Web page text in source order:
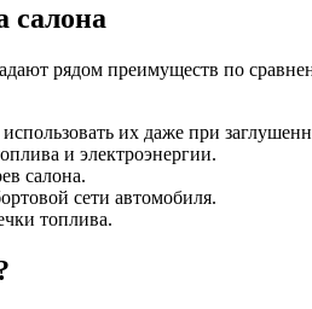
салона
рядом преимуществ по
их даже при
и электроэнергии.
салона.
сети автомобиля.
топлива.